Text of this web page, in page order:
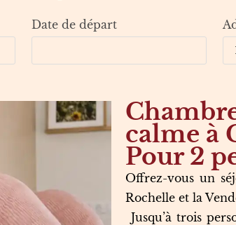
Date de départ
calme à
Pour 2
Offrez-vous un
Rochelle et la
Jusqu’à trois